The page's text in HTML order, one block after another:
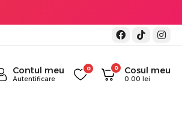
Contul meu
Autentificare
0 0 Cosul meu
0.00 lei